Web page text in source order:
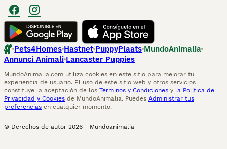
Pets4Homes Hastnet PuppyPlaats MundoAnimalia
Annunci Animali Lancaster Puppies
MundoAnimalia.com utiliza cookies en este sitio para mejorar tu
experiencia de usuario. El uso de este sitio web y otros servicios
constituye la aceptación de los Términos y Condiciones y la Política de
Privacidad y Cookies de MundoAnimalia. Puedes Administrar tus
preferencias en cualquier momento.
© Derechos de autor 2026 - Mundoanimalia